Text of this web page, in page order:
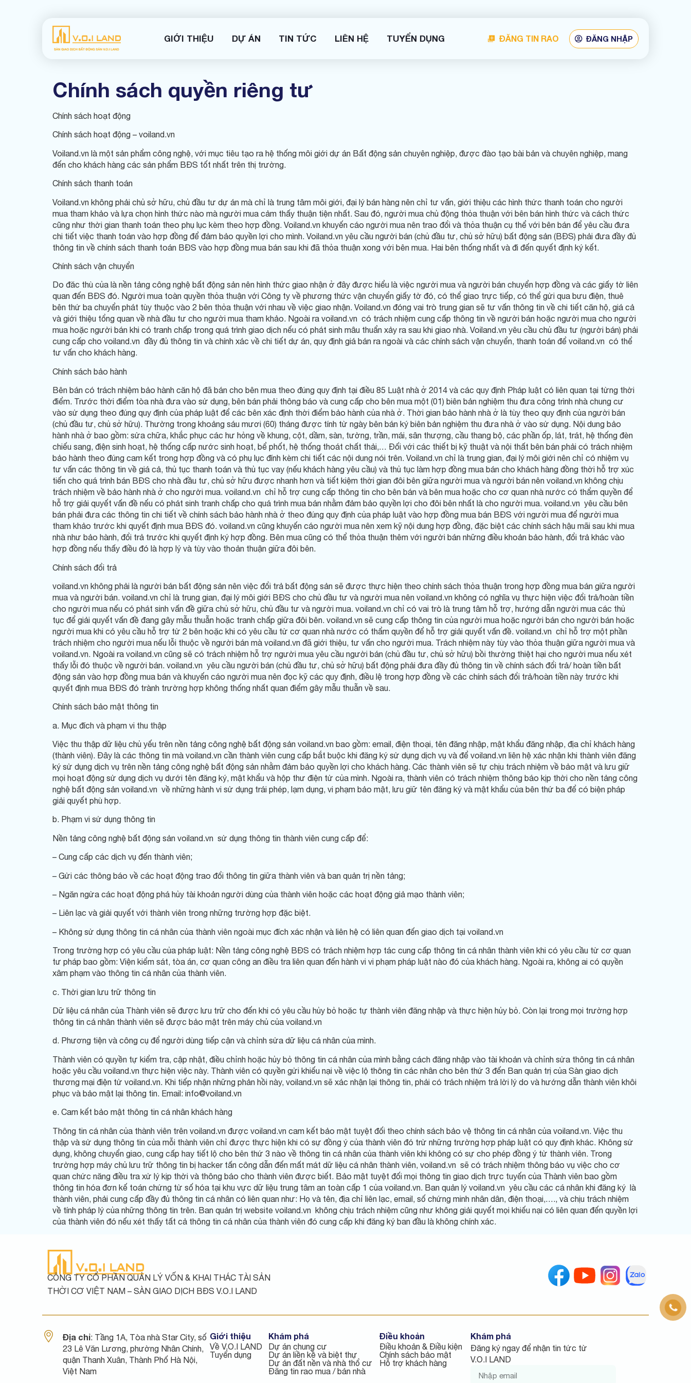
GIỚI THIỆU DỰ ÁN TIN TỨC LIÊN HỆ TUYỂN DỤNG ĐĂNG TIN RAO ĐĂNG NHẬP
Chính sách quyền riêng tư
Chính sách hoạt động
Chính sách hoạt động – voiland.vn
Voiland.vn là một sản phẩm công nghệ, với mục tiêu tạo ra hệ thống môi giới dự án Bất động sản chuyên nghiệp, được đào tạo bài bản và chuyên nghiệp, mang
đến cho khách hàng các sản phẩm BĐS tốt nhất trên thị trường.
Chính sách thanh toán
Voiland.vn không phải chủ sở hữu, chủ đầu tư dự án mà chỉ là trung tâm môi giới, đại lý bán hàng nên chỉ tư vấn, giới thiệu các hình thức thanh toán cho người
mua tham khảo và lựa chọn hình thức nào mà người mua cảm thấy thuận tiện nhất. Sau đó, người mua chủ động thỏa thuận với bên bán hình thức và cách thức
cũng như thời gian thanh toán theo phụ lục kèm theo hợp đồng. Voiland.vn khuyến cáo người mua nên trao đổi và thỏa thuận cụ thể với bên bán để yêu cầu đưa
chi tiết việc thanh toán vào hợp đồng để đảm bảo quyền lợi cho mình. Voiland.vn yêu cầu người bán (chủ đầu tư, chủ sở hữu) bất động sản (BĐS) phải đưa đầy đủ
thông tin về chính sách thanh toán BĐS vào hợp đồng mua bán sau khi đã thỏa thuận xong với bên mua. Hai bên thống nhất và đi đến quyết định ký kết.
Chính sách vận chuyển
Do đăc thù của là nền tảng công nghệ bất động sản nên hình thức giao nhận ở đây được hiểu là việc người mua và người bán chuyển hợp đồng và các giấy tờ liên
quan đến BĐS đó. Người mua toàn quyền thỏa thuận với Công ty về phương thức vận chuyển giấy tờ đó, có thể giao trực tiếp, có thể gửi qua bưu điện, thuê
bên thứ ba chuyển phát tùy thuộc vào 2 bên thỏa thuận với nhau về việc giao nhận. Voiland.vn đóng vai trò trung gian sẽ tư vấn thông tin về chi tiết căn hộ, giá cả
và giới thiệu tổng quan về nhà đầu tư cho người mua tham khảo. Ngoài ra voiland.vn có trách nhiệm cung cấp thông tin về người bán hoặc người mua cho người
mua hoặc người bán khi có tranh chấp trong quá trình giao dịch nếu có phát sinh mâu thuẩn xảy ra sau khi giao nhà. Voiland.vn yêu cầu chủ đầu tư (người bán) phải
cung cấp cho voiland.vn đầy đủ thông tin và chính xác về chi tiết dự án, quy định giá bán ra ngoài và các chính sách vận chuyển, thanh toán để voiland.vn có thể
tư vấn cho khách hàng.
Chính sách bảo hành
Bên bán có trách nhiệm bảo hành căn hộ đã bán cho bên mua theo đúng quy định tại điều 85 Luật nhà ở 2014 và các quy định Pháp luật có liên quan tại từng thời
điểm. Trước thời điểm tòa nhà đưa vào sử dụng, bên bán phải thông báo và cung cấp cho bên mua một (01) biên bản nghiệm thu đưa công trình nhà chung cư
vào sử dụng theo đúng quy định của pháp luật để các bên xác định thời điểm bảo hành của nhà ở. Thời gian bảo hành nhà ở là tùy theo quy định của người bán
(chủ đầu tư, chủ sở hữu). Thường trong khoảng sáu mươi (60) tháng được tính từ ngày bên bán ký biên bản nghiệm thu đưa nhà ở vào sử dụng. Nội dung bảo
hành nhà ở bao gồm: sửa chữa, khắc phục các hư hỏng về khung, cột, dầm, sàn, tường, trần, mái, sân thượng, cầu thang bộ, các phần ốp, lát, trát, hệ thống đèn
chiếu sang, điện sinh hoạt, hệ thống cấp nước sinh hoạt, bể phốt, hệ thống thoát chất thải,… Đối với các thiết bị kỹ thuật và nội thất bên bán phải có trách nhiệm
bảo hành theo đúng cam kết trong hợp đồng và có phụ lục đính kèm chi tiết các nội dung nói trên. Voiland.vn chỉ là trung gian, đại lý môi giới nên chỉ có nhiệm vụ
tư vấn các thông tin về giá cả, thủ tục thanh toán và thủ tục vay (nếu khách hàng yêu cầu) và thủ tục làm hợp đồng mua bán cho khách hàng đồng thời hỗ trợ xúc
tiến cho quá trình bán BĐS cho nhà đầu tư, chủ sở hữu được nhanh hơn và tiết kiệm thời gian đôi bên giữa người mua và người bán nên voiland.vn không chịu
trách nhiệm về bảo hành nhà ở cho người mua. voiland.vn chỉ hỗ trợ cung cấp thông tin cho bên bán và bên mua hoặc cho cơ quan nhà nước có thẩm quyền để
hỗ trợ giải quyết vấn đề nếu có phát sinh tranh chấp cho quá trình mua bán nhằm đảm bảo quyền lợi cho đôi bên nhất là cho người mua. voiland.vn yêu cầu bên
bán phải đưa các thông tin chi tiết về chính sách bảo hành nhà ở theo đúng quy định của pháp luật vào hợp đồng mua bán BĐS với người mua để người mua
tham khảo trước khi quyết định mua BĐS đó. voiland.vn cũng khuyến cáo người mua nên xem kỹ nội dung hợp đồng, đặc biệt các chính sách hậu mãi sau khi mua
nhà như bảo hành, đổi trả trước khi quyết định ký hợp đồng. Bên mua cũng có thể thỏa thuận thêm với người bán những điều khoản bảo hành, đổi trả khác vào
hợp đồng nếu thấy điều đó là hợp lý và tùy vào thoản thuận giữa đôi bên.
Chính sách đổi trả
voiland.vn không phải là người bán bất động sản nên việc đổi trả bất động sản sẽ được thực hiện theo chính sách thỏa thuận trong hợp đồng mua bán giữa người
mua và người bán. voiland.vn chỉ là trung gian, đại lý môi giới BĐS cho chủ đầu tư và người mua nên voiland.vn không có nghĩa vụ thực hiện việc đổi trả/hoàn tiền
cho người mua nếu có phát sinh vấn đề giữa chủ sở hữu, chủ đầu tư và người mua. voiland.vn chỉ có vai trò là trung tâm hỗ trợ, hướng dẫn người mua các thủ
tục để giải quyết vấn đề đang gây mẫu thuẫn hoặc tranh chấp giữa đôi bên. voiland.vn sẽ cung cấp thông tin của người mua hoặc người bán cho người bán hoặc
người mua khi có yêu cầu hỗ trợ từ 2 bên hoặc khi có yêu cầu từ cơ quan nhà nước có thẩm quyền để hỗ trợ giải quyết vấn đề. voiland.vn chỉ hỗ trợ một phần
trách nhiệm cho người mua nếu lỗi thuộc về người bán mà voiland.vn đã giới thiệu, tư vấn cho người mua. Trách nhiệm này tùy vào thỏa thuận giữa người mua và
voiland.vn. Ngoài ra voiland.vn cũng sẽ có trách nhiệm hỗ trợ người mua yêu cầu người bán (chủ đầu tư, chủ sở hữu) bồi thường thiệt hại cho người mua nếu xét
thấy lỗi đó thuộc về người bán. voiland.vn yêu cầu người bán (chủ đầu tư, chủ sở hữu) bất động phải đưa đầy đủ thông tin về chính sách đổi trả/ hoàn tiền bất
động sản vào hợp đồng mua bán và khuyến cáo người mua nên đọc kỹ các quy định, điều lệ trong hợp đồng về các chính sách đổi trả/hoàn tiền này trước khi
quyết định mua BĐS đó trành trường hợp không thống nhất quan điểm gây mẫu thuẫn về sau.
Chính sách bảo mật thông tin
a. Mục đích và phạm vi thu thập
Việc thu thập dữ liệu chủ yếu trên nền tảng công nghệ bất động sản voiland.vn bao gồm: email, điện thoại, tên đăng nhập, mật khẩu đăng nhập, địa chỉ khách hàng
(thành viên). Đây là các thông tin mà voiland.vn cần thành viên cung cấp bắt buộc khi đăng ký sử dụng dịch vụ và để voiland.vn liên hệ xác nhận khi thành viên đăng
ký sử dụng dịch vụ trên nền tảng công nghệ bất động sản nhằm đảm bảo quyền lợi cho khách hàng. Các thành viên sẽ tự chịu trách nhiệm về bảo mật và lưu giữ
mọi hoạt động sử dụng dịch vụ dưới tên đăng ký, mật khẩu và hộp thư điện tử của mình. Ngoài ra, thành viên có trách nhiệm thông báo kịp thời cho nền tảng công
nghệ bất động sản voiland.vn về những hành vi sử dụng trái phép, lạm dụng, vi phạm bảo mật, lưu giữ tên đăng ký và mật khẩu của bên thứ ba để có biện pháp
giải quyết phù hợp.
b. Phạm vi sử dụng thông tin
Nền tảng công nghệ bất động sản voiland.vn sử dụng thông tin thành viên cung cấp để:
– Cung cấp các dịch vụ đến thành viên;
– Gửi các thông báo về các hoạt động trao đổi thông tin giữa thành viên và ban quản trị nền tảng;
– Ngăn ngừa các hoạt động phá hủy tài khoản người dùng của thành viên hoặc các hoạt động giả mạo thành viên;
– Liên lạc và giải quyết với thành viên trong những trường hợp đặc biệt.
– Không sử dụng thông tin cá nhân của thành viên ngoài mục đích xác nhận và liên hệ có liên quan đến giao dịch tại voiland.vn
Trong trường hợp có yêu cầu của pháp luật: Nền tảng công nghệ BĐS có trách nhiệm hợp tác cung cấp thông tin cá nhân thành viên khi có yêu cầu từ cơ quan
tư pháp bao gồm: Viện kiểm sát, tòa án, cơ quan công an điều tra liên quan đến hành vi vi phạm pháp luật nào đó của khách hàng. Ngoài ra, không ai có quyền
xâm phạm vào thông tin cá nhân của thành viên.
c. Thời gian lưu trữ thông tin
Dữ liệu cá nhân của Thành viên sẽ được lưu trữ cho đến khi có yêu cầu hủy bỏ hoặc tự thành viên đăng nhập và thực hiện hủy bỏ. Còn lại trong mọi trường hợp
thông tin cá nhân thành viên sẽ được bảo mật trên máy chủ của voiland.vn
d. Phương tiện và công cụ để người dùng tiếp cận và chỉnh sửa dữ liệu cá nhân của mình.
Thành viên có quyền tự kiểm tra, cập nhật, điều chỉnh hoặc hủy bỏ thông tin cá nhân của mình bằng cách đăng nhập vào tài khoản và chỉnh sửa thông tin cá nhân
hoặc yêu cầu voiland.vn thực hiện việc này. Thành viên có quyền gửi khiếu nại về việc lộ thông tin các nhân cho bên thứ 3 đến Ban quản trị của Sàn giao dịch
thương mại điện tử voiland.vn. Khi tiếp nhận những phản hồi này, voiland.vn sẽ xác nhận lại thông tin, phải có trách nhiệm trả lời lý do và hướng dẫn thành viên khôi
phục và bảo mật lại thông tin. Email: info@voiland.vn
e. Cam kết bảo mật thông tin cá nhân khách hàng
Thông tin cá nhân của thành viên trên voiland.vn được voiland.vn cam kết bảo mật tuyệt đối theo chính sách bảo vệ thông tin cá nhân của voiland.vn. Việc thu
thập và sử dụng thông tin của mỗi thành viên chỉ được thực hiện khi có sự đồng ý của thành viên đó trừ những trường hợp pháp luật có quy định khác. Không sử
dụng, không chuyển giao, cung cấp hay tiết lộ cho bên thứ 3 nào về thông tin cá nhân của thành viên khi không có sự cho phép đồng ý từ thành viên. Trong
trường hợp máy chủ lưu trữ thông tin bị hacker tấn công dẫn đến mất mát dữ liệu cá nhân thành viên, voiland.vn sẽ có trách nhiệm thông báo vụ việc cho cơ
quan chức năng điều tra xử lý kịp thời và thông báo cho thành viên được biết. Bảo mật tuyệt đối mọi thông tin giao dịch trực tuyến của Thành viên bao gồm
thông tin hóa đơn kế toán chứng từ số hóa tại khu vực dữ liệu trung tâm an toàn cấp 1 của voiland.vn. Ban quản lý voiland.vn yêu cầu các cá nhân khi đăng ký là
thành viên, phải cung cấp đầy đủ thông tin cá nhân có liên quan như: Họ và tên, địa chỉ liên lạc, email, số chứng minh nhân dân, điện thoại,…., và chịu trách nhiệm
về tính pháp lý của những thông tin trên. Ban quản trị website voiland.vn không chịu trách nhiệm cũng như không giải quyết mọi khiếu nại có liên quan đến quyền lợi
của thành viên đó nếu xét thấy tất cả thông tin cá nhân của thành viên đó cung cấp khi đăng ký ban đầu là không chính xác.
CÔNG TY CỔ PHẦN QUẢN LÝ VỐN & KHAI THÁC TÀI SẢN
THỜI CƠ VIỆT NAM – SÀN GIAO DỊCH BĐS V.O.I LAND
Địa chỉ: Tầng 1A, Tòa nhà Star City, số
23 Lê Văn Lương, phường Nhân Chính,
quận Thanh Xuân, Thành Phố Hà Nội,
Việt Nam
Giới thiệu
Về V.O.I LAND
Tuyển dụng
Khám phá
Dự án chung cư
Dự án liền kề và biệt thự
Dự án đất nền và nhà thổ cư
Đăng tin rao mua / bán nhà
Điều khoản
Điều khoản & Điều kiện
Chính sách bảo mật
Hỗ trợ khách hàng
Khám phá
Đăng ký ngay để nhận tin tức từ
V.O.I LAND